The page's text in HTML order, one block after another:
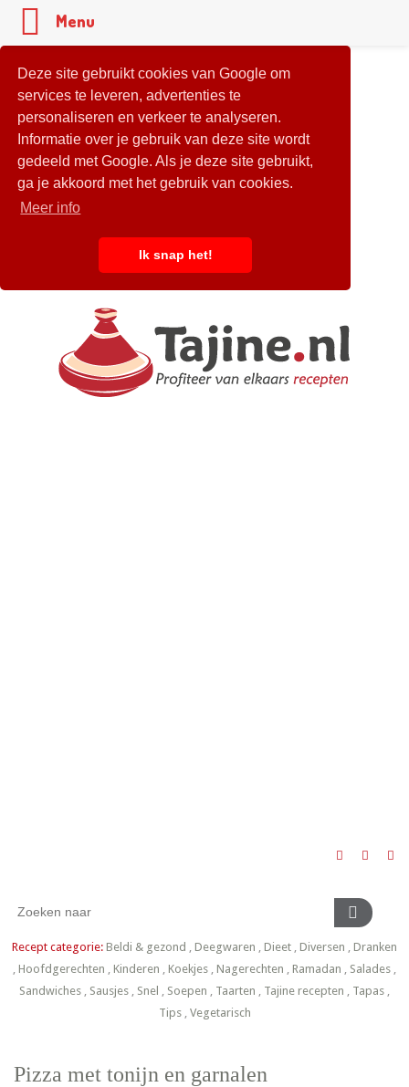
Deze site gebruikt cookies van Google om
services te leveren, advertenties te
personaliseren en verkeer te analyseren.
Informatie over je gebruik van deze site wordt
gedeeld met Google. Als je deze site gebruikt,
ga je akkoord met het gebruik van cookies.
Meer info
Ik snap het!
Recept categorie: Beldi & gezond , Deegwaren , Dieet , Diversen , Dranken
, Hoofdgerechten , Kinderen , Koekjes , Nagerechten , Ramadan , Salades ,
Sandwiches , Sausjes , Snel , Soepen , Taarten , Tajine recepten , Tapas ,
Tips, Vegetarisch
Pizza met tonijn en garnalen
Menu